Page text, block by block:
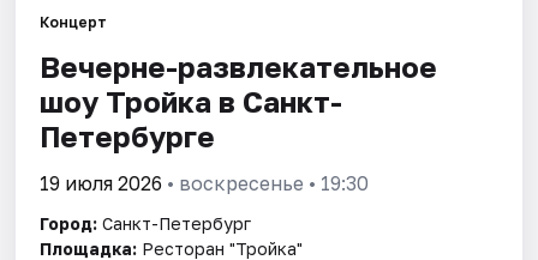
Города
Площадки
Артисты
Рейтинги
Концерт
Вечерне-развлекательное
шоу Тройка в Санкт-
Петербурге
19 июля 2026 • воскресенье • 19:30
Город: Санкт-Петербург
Площадка: Ресторан "Тройка"